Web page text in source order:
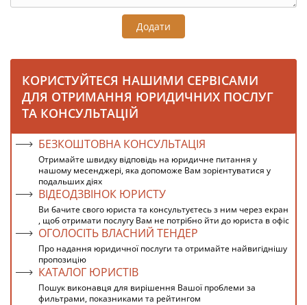
Додати
КОРИСТУЙТЕСЯ НАШИМИ СЕРВІСАМИ
ДЛЯ ОТРИМАННЯ ЮРИДИЧНИХ ПОСЛУГ
ТА КОНСУЛЬТАЦІЙ
БЕЗКОШТОВНА КОНСУЛЬТАЦІЯ
Отримайте швидку відповідь на юридичне питання у
нашому месенджері, яка допоможе Вам зорієнтуватися у
подальших діях
ВІДЕОДЗВІНОК ЮРИСТУ
Ви бачите свого юриста та консультуєтесь з ним через екран
, щоб отримати послугу Вам не потрібно йти до юриста в офіс
ОГОЛОСІТЬ ВЛАСНИЙ ТЕНДЕР
Про надання юридичної послуги та отримайте найвигіднішу
пропозицію
КАТАЛОГ ЮРИСТІВ
Пошук виконавця для вирішення Вашої проблеми за
фильтрами, показниками та рейтингом